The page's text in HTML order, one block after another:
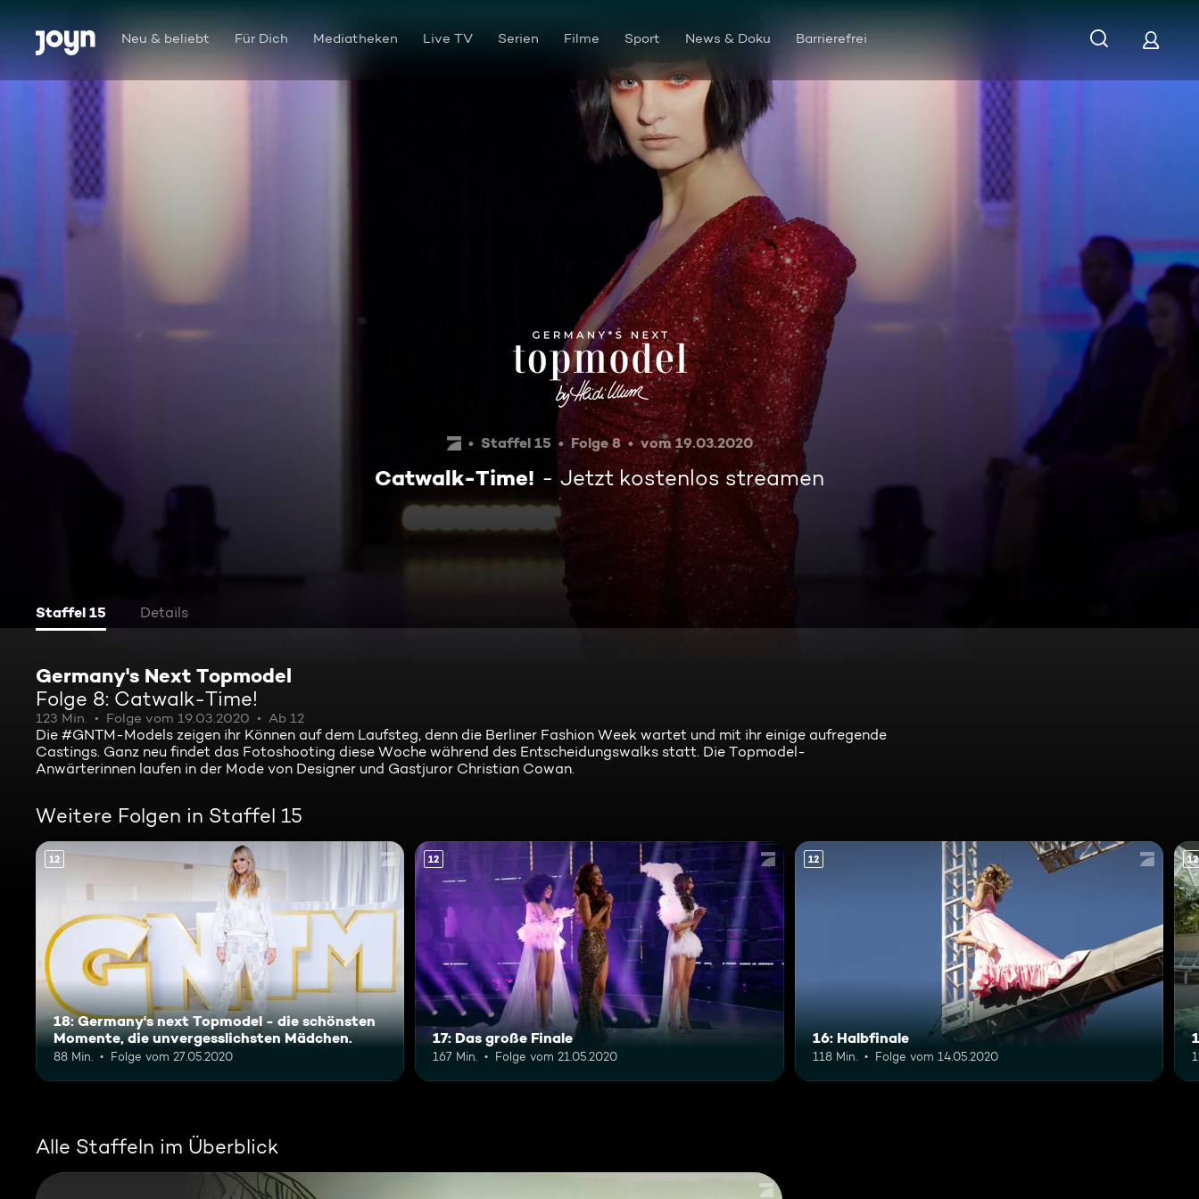
Zum Inhalt springen
Barrierefrei Neu & beliebt Für Dich Mediatheken Live TV Serien Filme Sport News & Doku Barrierefrei
Catwalk-Time!
Staffel 15 Folge 8 vom 19.03.2020
Catwalk-Time! Jetzt kostenlos streamen
Staffel 15 Details
Germany's Next Topmodel
Folge 8: Catwalk-Time!
123 Min. Folge vom 19.03.2020 Ab 12
Die #GNTM-Models zeigen ihr Können auf dem Laufsteg, denn die Berliner Fashion Week wartet und mit ihr einige aufregende
Castings. Ganz neu findet das Fotoshooting diese Woche während des Entscheidungswalks statt. Die Topmodel-
Anwärterinnen laufen in der Mode von Designer und Gastjuror Christian Cowan.
Weitere Folgen in Staffel 15
12
18: Germany's next Topmodel - die schönsten
Momente, die unvergesslichsten Mädchen.
88 Min. Folge vom 27.05.2020
12
17: Das große Finale
167 Min. Folge vom 21.05.2020
12
16: Halbfinale
118 Min. Folge vom 14.05.2020
12
Alle Staffeln im Überblick